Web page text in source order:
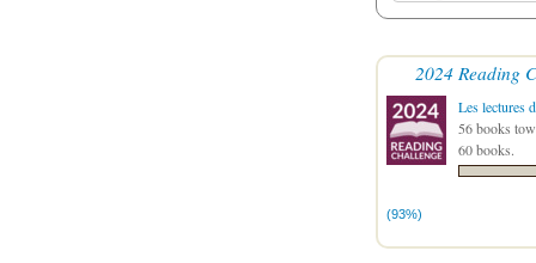
2024 Reading
Les lectures
56 books
60 books.
(93%)